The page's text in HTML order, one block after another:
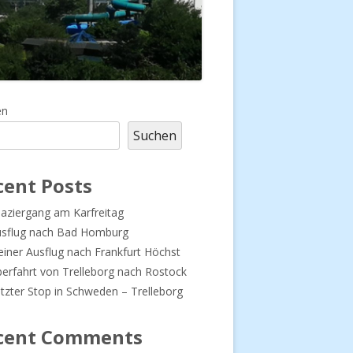
Suchen
Posts
am Karfreitag
nach Bad Homburg
Ausflug nach Frankfurt Höchst
von Trelleborg nach Rostock
Stop in Schweden – Trelleborg
Comments